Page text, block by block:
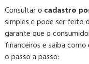
Consultar o cadastro
simples e pode ser feito
garante que o
financeiros e saiba
o passo a passo: